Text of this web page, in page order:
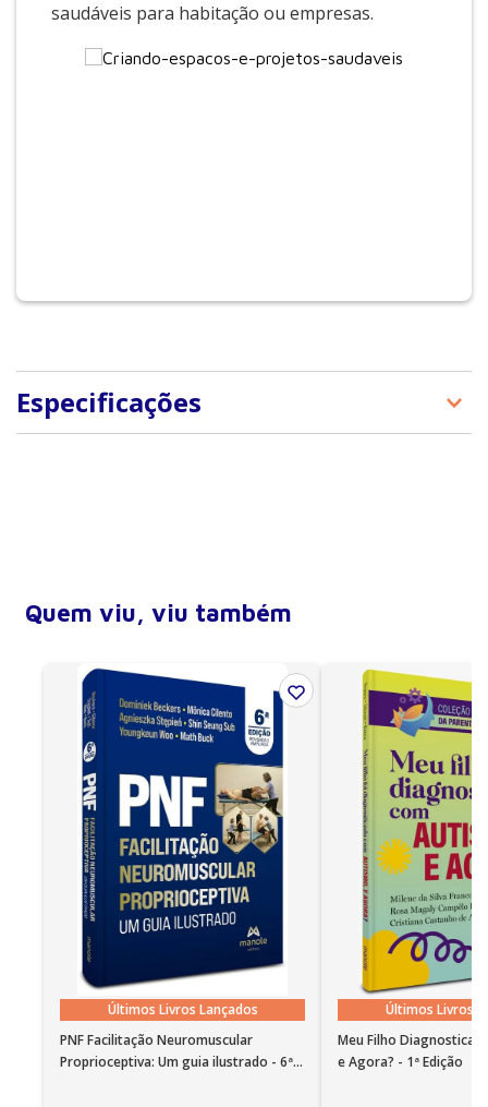
saudáveis para habitação ou empresas.
Especificações
Edição
1
Quem viu, viu também
Últimos Livros Lançados
PNF Facilitação Neuromuscular
Proprioceptiva: Um guia ilustrado - 6ª
Últimos Livros
Meu Filho
e Agora? - 1ª Edição